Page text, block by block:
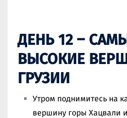
ДЕНЬ 12 –
ВЫСОКИЕ
ГРУЗИИ
Утром поднимитесь на
вершину горы Хацвали